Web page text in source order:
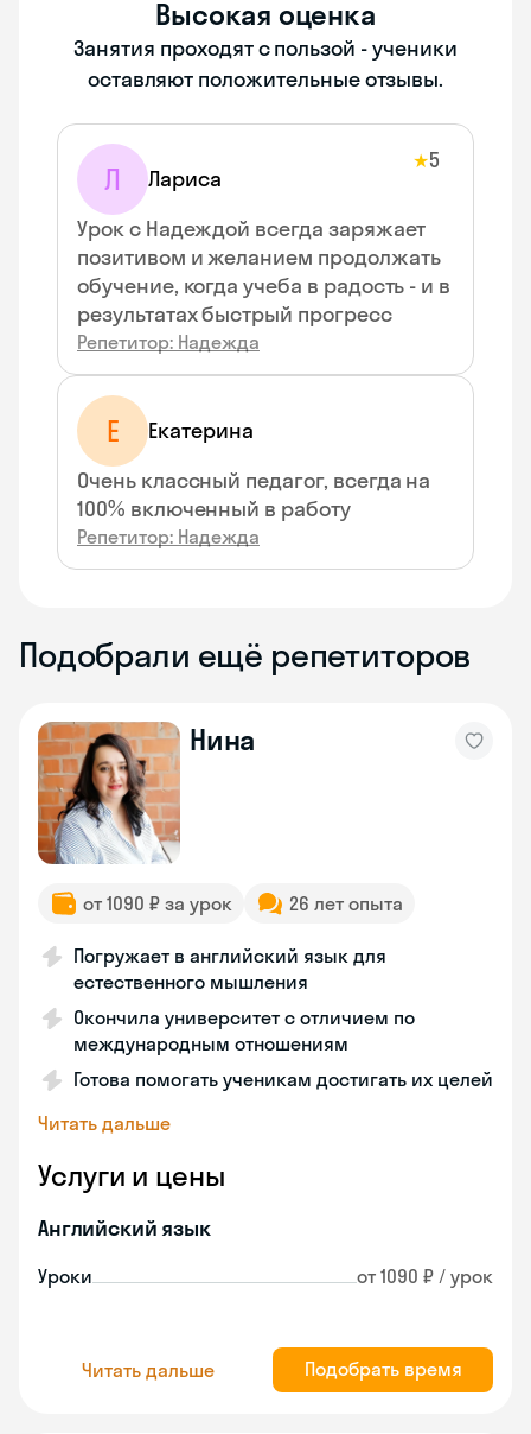
Высокая оценка
Занятия проходят с пользой - ученики
оставляют положительные отзывы.
Л Лариса
★5
Урок с Надеждой всегда заряжает
позитивом и желанием продолжать
обучение, когда учеба в радость - и в
результатах быстрый прогресс
Репетитор: Надежда
Е
Екатерина
Очень классный педагог, всегда на
100% включенный в работу
Репетитор: Надежда
Подобрали ещё репетиторов
Нина
от 1090 ₽ за урок 26 лет опыта
Погружает в английский язык для
естественного мышления
Окончила университет с отличием по
международным отношениям
Готова помогать ученикам достигать их целей
Читать дальше
Услуги и цены
Английский язык
Уроки от 1090 ₽ / урок
Читать дальше Подобрать время